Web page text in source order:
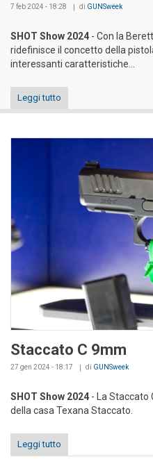
7 feb 2024 - 18:28 di GUNSweek
SHOT Show 2024 - Con la
ridefinisce il concetto della
interessanti caratteristiche...
Leggi tutto
Staccato C 9mm
27 gen 2024 - 18:17 di GUNSweek
SHOT Show 2024 - La Staccato
della casa Texana Staccato.
Leggi tutto